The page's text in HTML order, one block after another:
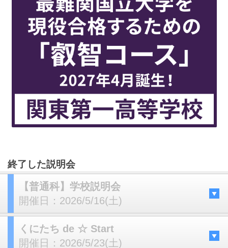
終了した説明会
【普通科】学校説明会
開催日： 2026/5/16(土)
くにたち de ☆ Start
開催日： 2026/5/23(土)